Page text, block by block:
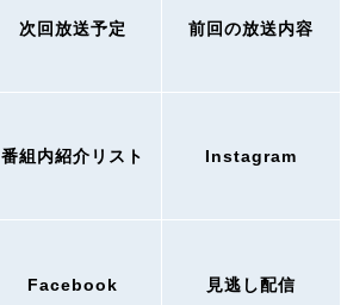
次回放送予定 前回の放送内容
番組内紹介リスト Instagram
Facebook 見逃し配信